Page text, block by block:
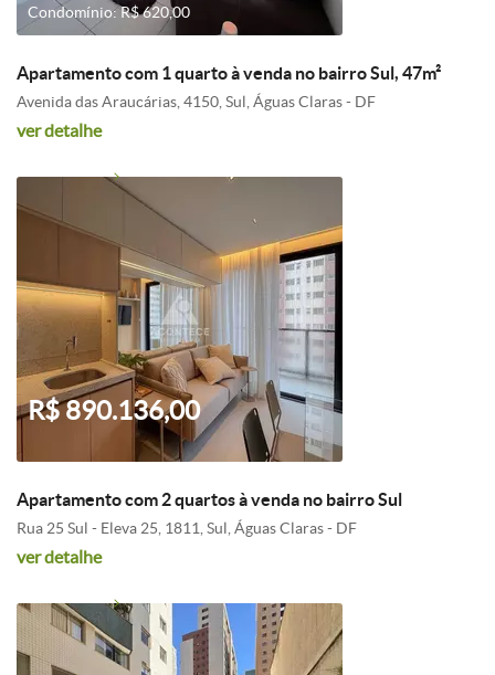
Condomínio: R$ 620,00
Apartamento com 1 quarto à venda no bairro Sul, 47m²
Avenida das Araucárias, 4150, Sul, Águas Claras - DF
ver detalhe
R$ 890.136,00
Apartamento com 2 quartos à venda no bairro Sul
Rua 25 Sul - Eleva 25, 1811, Sul, Águas Claras - DF
ver detalhe